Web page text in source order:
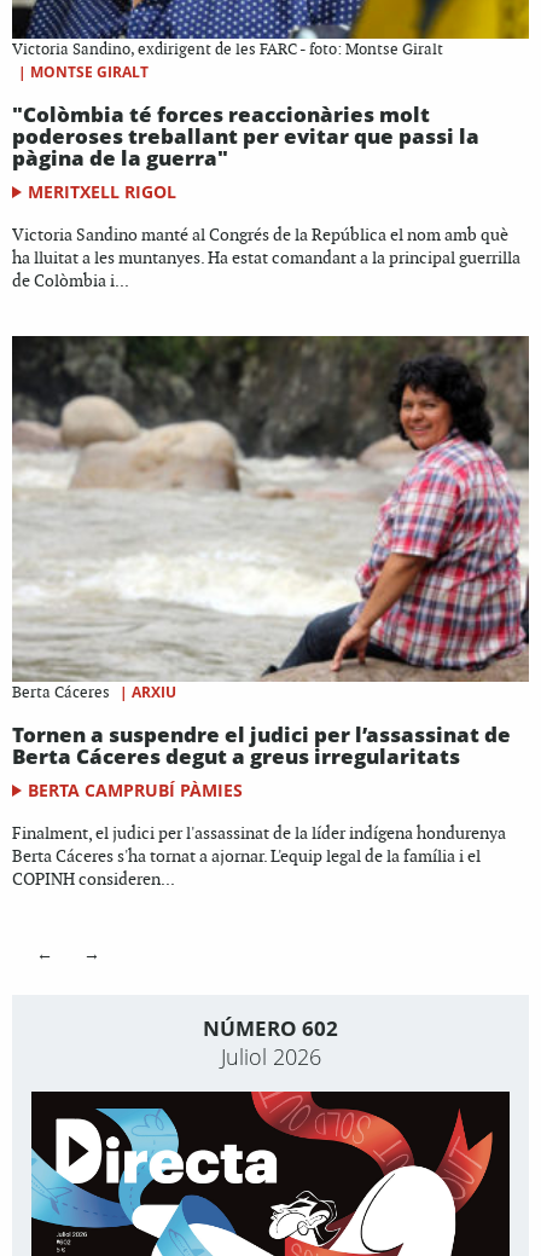
Victoria Sandino, exdirigent de les FARC - foto: Montse Giralt
| MONTSE GIRALT
"Colòmbia té forces reaccionàries molt
poderoses treballant per evitar que passi la
pàgina de la guerra"
MERITXELL RIGOL
Victoria Sandino manté al Congrés de la República el nom amb què
ha lluitat a les muntanyes. Ha estat comandant a la principal guerrilla
de Colòmbia i...
Berta Cáceres | ARXIU
Tornen a suspendre el judici per l’assassinat de
Berta Cáceres degut a greus irregularitats
BERTA CAMPRUBÍ PÀMIES
Finalment, el judici per l'assassinat de la líder indígena hondurenya
Berta Cáceres s'ha tornat a ajornar. L'equip legal de la família i el
COPINH consideren...
← →
NÚMERO 602
Juliol 2026